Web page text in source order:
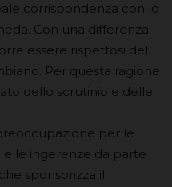
corrispondenza con lo
Con una differenza
essere rispettosi del
Per questa ragione
dello scrutinio e delle
per le
e le ingerenze da parte
sponsorizza il